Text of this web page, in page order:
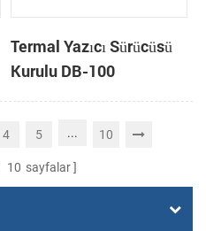
Termal Yazıcı Sürücüsü
Kurulu DB-100
4 5 ... 10
10 sayfalar